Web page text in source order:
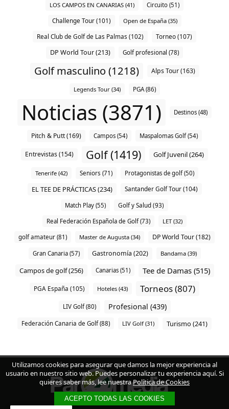
LOS CAMPOS EN CANARIAS (41) Circuito (51)
Challenge Tour (101) Open de España (35)
Real Club de Golf de Las Palmas (102) Torneo (107)
DP World Tour (213) Golf profesional (78)
Golf masculino (1218) Alps Tour (163)
Legends Tour (34) PGA (86)
Noticias (3871) Destinos (48)
Pitch & Putt (169) Campos (54) Maspalomas Golf (54)
Entrevistas (154) Golf (1419) Golf Juvenil (264)
Tenerife (42) Seniors (71) Protagonistas de golf (50)
EL TEE DE PRÁCTICAS (234) Santander Golf Tour (104)
Match Play (55) Golf y Salud (93)
Real Federación Española de Golf (73) LET (32)
golf amateur (81) Master de Augusta (34) DP World Tour (182)
Gran Canaria (57) Gastronomía (202) Bandama (39)
Campos de golf (256) Canarias (51) Tee de Damas (515)
PGA España (105) Hoteles (43) Torneos (807)
LIV Golf (80) Profesional (439)
Federación Canaria de Golf (88) LIV Golf (31) Turismo (241)
Utilizamos cookies para asegurar que damos la mejor experiencia al
usuario en nuestro sitio web. Puedes personalizar tu experiencia aquí. Si
quieres saber más, lee nuestraPolítica de Cookies
ACEPTO TODAS LAS COOKIES